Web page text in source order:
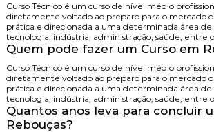
Curso Técnico é um curso de nível médio
diretamente voltado ao preparo para o mercado
prática e direcionada a uma determinada área de
tecnologia, indústria, administração, saúde, entre
Quem pode fazer um Curso em
Curso Técnico é um curso de nível médio
diretamente voltado ao preparo para o mercado
prática e direcionada a uma determinada área de
tecnologia, indústria, administração, saúde, entre
Quantos anos leva para concluir
Rebouças?